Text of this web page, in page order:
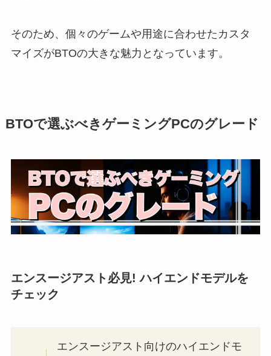
そのため、個々のゲームや用途に合わせたカスタ
マイズがBTOの大きな魅力となっています。
BTOで選ぶべきゲーミングPCのグレード
エンスージアスト必見! ハイエンドモデルを
チェック
エンスージアスト向けのハイエンドモ